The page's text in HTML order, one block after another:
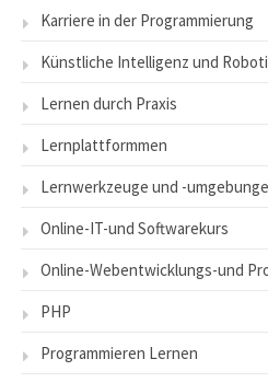
Karriere in der Programmierung
Künstliche Intelligenz und
Lernen durch Praxis
Lernplattformmen
Lernwerkzeuge und -
Online-IT-und Softwarekurs
Online-Webentwicklungs-und
PHP
Programmieren Lernen